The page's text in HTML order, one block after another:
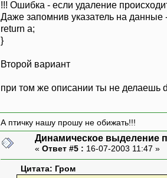
!!! Ошибка - если удаление
Даже запомнив указатель на данные
return a;
}
Второй вариант
при том же описании ты не делаешь
А птичку нашу прошу не обижать!!!
Динамическое выделение
« Ответ #5 : 16-07-2003 11:47 »
Цитата: Гром